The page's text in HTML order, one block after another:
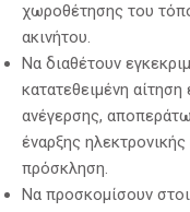
χωροθέτησης του
ακινήτου.
Να διαθέτουν
κατατεθειμένη
ανέγερσης,
έναρξης
πρόσκληση.
Να προσκομίσουν